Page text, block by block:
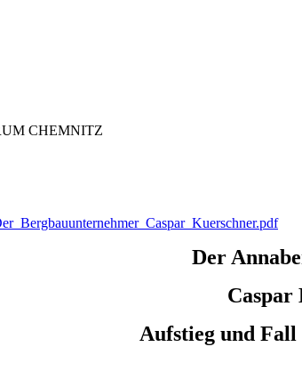
CHEMNITZ
Der
Caspar
Aufstieg und Fall